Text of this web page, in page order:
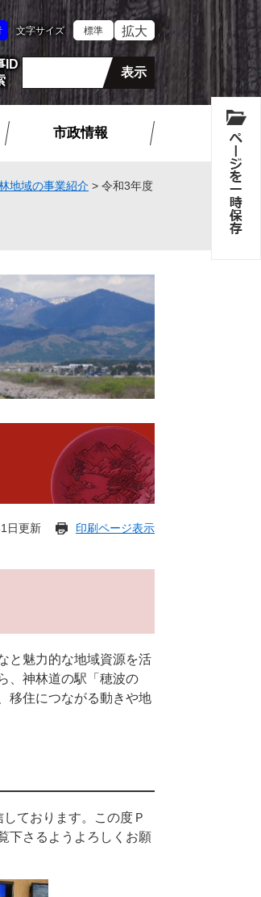
文字サイズ 標準 拡大
ID
市政情報
地域の事業紹介 > 令和3年度
日更新 印刷ページ表示
と魅力的な地域資源を活
、神林道の駅「穂波の
移住につながる動きや地
ております。この度Ｐ
下さるようよろしくお願